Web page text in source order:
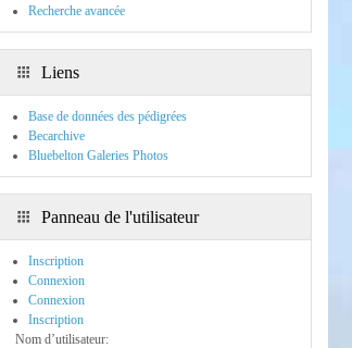
Recherche avancée
Liens
Base de données des pédigrées
Becarchive
Bluebelton Galeries Photos
Panneau de l'utilisateur
Inscription
Connexion
Connexion
Inscription
Nom d’utilisateur: